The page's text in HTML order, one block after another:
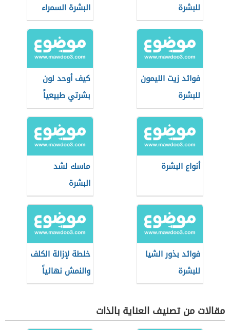
للبشرة
البشرة السمراء
بسرعة
فوائد زيت الليمون
للبشرة
كيف أوحد لون
بشرتي طبيعياً
أنواع البشرة
ماسك لشد
البشرة
فوائد بذور الشيا
للبشرة
خلطة لإزالة الكلف
والنمش نهائياً
مقالات من تصنيف العناية بالذات